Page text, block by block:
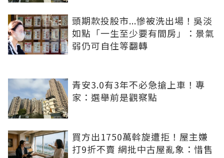
頭期款投股市...慘被洗出場！吳淡
如點「一生至少要有間房」：景氣
弱仍可自住等翻轉
青安3.0有3年不必急搶上車！專
家：選舉前是觀察點
買方出1750萬斡旋遭拒！屋主嫌
打9折不賣 網批中古屋亂象：惜售